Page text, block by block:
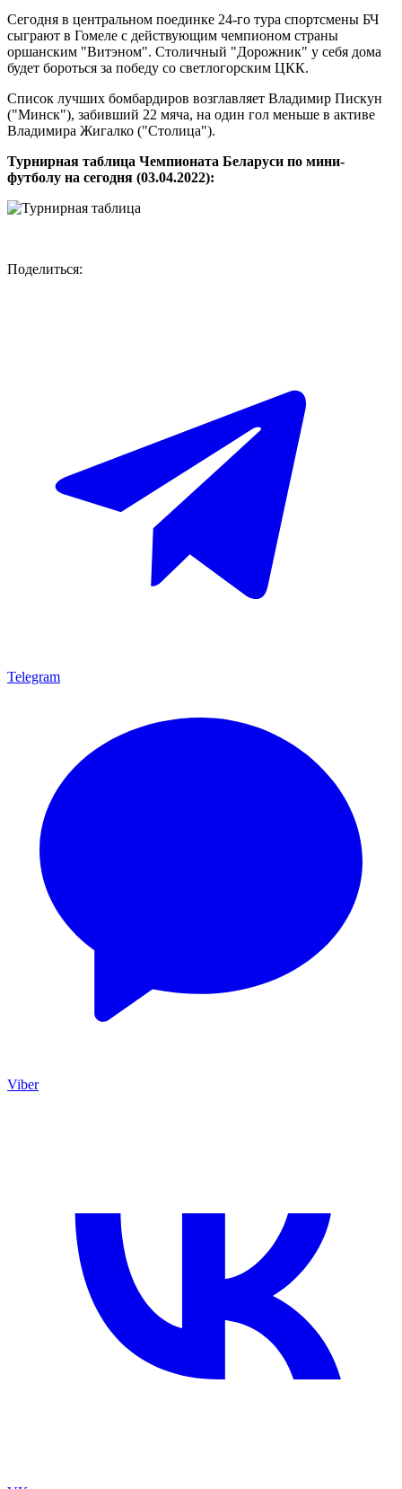
Сегодня в центральном поединке 24-го тура спортсмены БЧ
сыграют в Гомеле с действующим чемпионом страны
оршанским "Витэном". Столичный "Дорожник" у себя дома
будет бороться за победу со светлогорским ЦКК.
Список лучших бомбардиров возглавляет Владимир Пискун
("Минск"), забивший 22 мяча, на один гол меньше в активе
Владимира Жигалко ("Столица").
Турнирная таблица Чемпионата Беларуси по мини-
футболу на сегодня (03.04.2022):
Поделиться:
Telegram
Viber